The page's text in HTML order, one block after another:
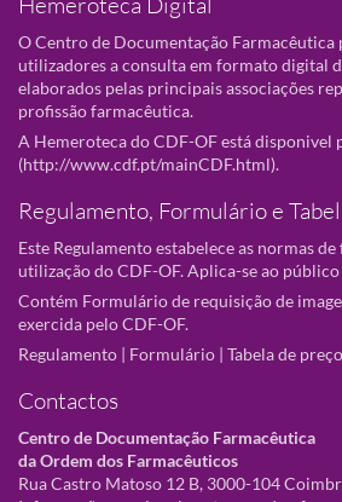
O Centro de Documentação Farmacêutica
utilizadores a consulta em formato digital
elaborados pelas principais associações
profissão farmacêutica.
A Hemeroteca do CDF-OF está disponivel
(http://www.cdf.pt/mainCDF.html).
Regulamento, Formulário e
Este Regulamento estabelece as normas
utilização do CDF-OF. Aplica-se ao público
Contém Formulário de requisição de
exercida pelo CDF-OF.
Regulamento | Formulário | Tabela de
Contactos
Centro de Documentação Farmacêutica
da Ordem dos Farmacêuticos
Rua Castro Matoso 12 B, 3000-104